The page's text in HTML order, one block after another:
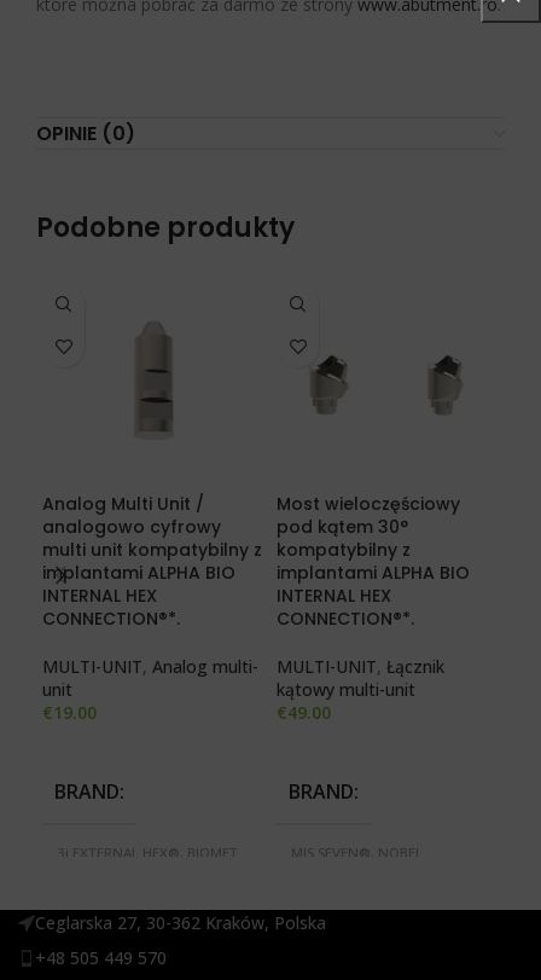
OPINIE (0)
Podobne produkty
Analog Multi Unit /
analogowo cyfrowy
multi unit kompatybilny z
implantami ALPHA BIO
INTERNAL HEX
CONNECTION®*.
MULTI-UNIT, Analog multi-
unit
€19.00
BRAND
3i EXTERNAL HEX®, BIOMET
MEGAGEN ANYRIDGE
SERIES®, MIS SEVEN®,
REPLACE SELECT®,
Most wieloczęściowy
pod kątem 30°
kompatybilny z
implantami ALPHA BIO
INTERNAL HEX
CONNECTION®*.
MULTI-UNIT, Łącznik
kątowy multi-unit
€49.00
BRAND
MIS SEVEN®, NOBEL
BONE LEVEL®
Ceglarska 27, 30-362 Kraków, Polska
+48 505 449 570